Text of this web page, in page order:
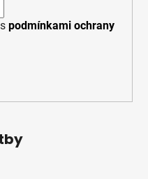
podmínkami ochrany